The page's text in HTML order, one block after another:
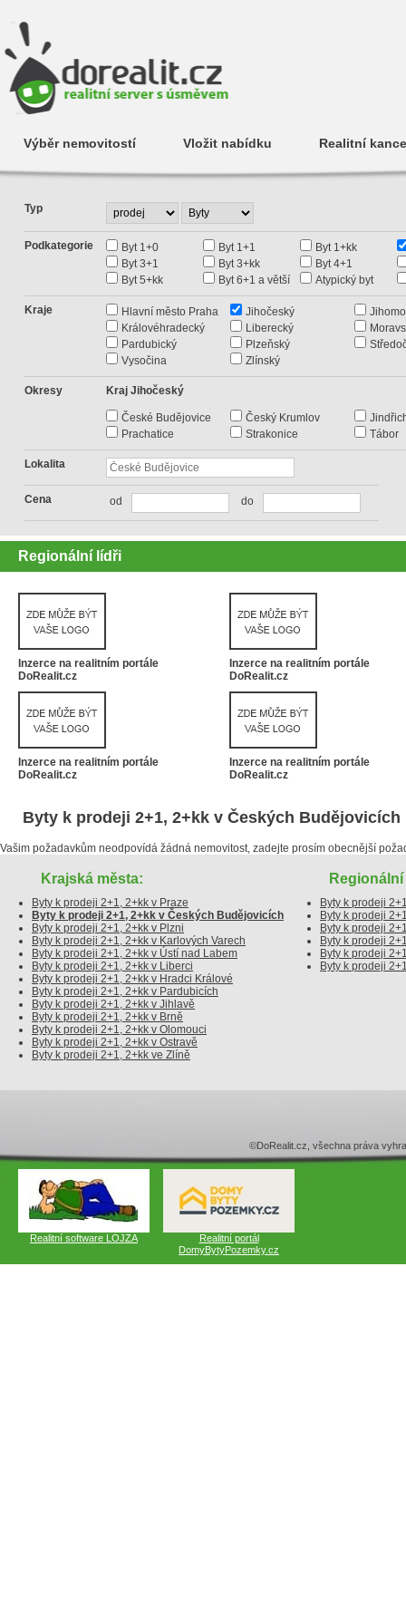
Výběr nemovitostí Vložit nabídku Realitní
Typ
Podkategorie Byt 1+0 Byt 1+1
Byt 1+kk
Byt 3+1
Byt 3+kk
Byt 4+1
Byt 5+kk
Byt 6+1 a větší Atypický byt
Kraje Hlavní město Praha Jihočeský
Královéhradecký
Liberecký
Pardubický
Plzeňský
Vysočina
Zlínský
Okresy Kraj Jihočeský
České Budějovice Český Krumlov
Prachatice
Strakonice Tábor
Lokalita
Cena od do
Regionální lídři
Inzerce na realitním portále
DoRealit.cz
Inzerce na realitním portále
DoRealit.cz
Inzerce na realitním portále
DoRealit.cz
Inzerce na realitním portále
DoRealit.cz
Byty k prodeji 2+1, 2+kk v Českých Budějovicích
Vašim požadavkům neodpovídá žádná nemovitost, zadejte prosím obecnější
Krajská města:
Byty k prodeji 2+1, 2+kk v Praze
Byty k prodeji 2+1, 2+kk v Českých Budějovicích
Byty k prodeji 2+1, 2+kk v Plzni
Byty k prodeji 2+1, 2+kk v Karlových Varech
Byty k prodeji 2+1, 2+kk v Ústí nad Labem
Byty k prodeji 2+1, 2+kk v Liberci
Byty k prodeji 2+1, 2+kk v Hradci Králové
Byty k prodeji 2+1, 2+kk v Pardubicích
Byty k prodeji 2+1, 2+kk v Jihlavě
Byty k prodeji 2+1, 2+kk v Brně
Byty k prodeji 2+1, 2+kk v Olomouci
Byty k prodeji 2+1, 2+kk v Ostravě
Byty k prodeji 2+1, 2+kk ve Zlíně
Byty k prodeji
Byty k prodeji
Byty k prodeji
Byty k prodeji
Byty k prodeji
Byty k prodeji
©DoRealit.cz, všechna práva
Realitní software LOJZA
Realitní portál
DomyBytyPozemky.cz